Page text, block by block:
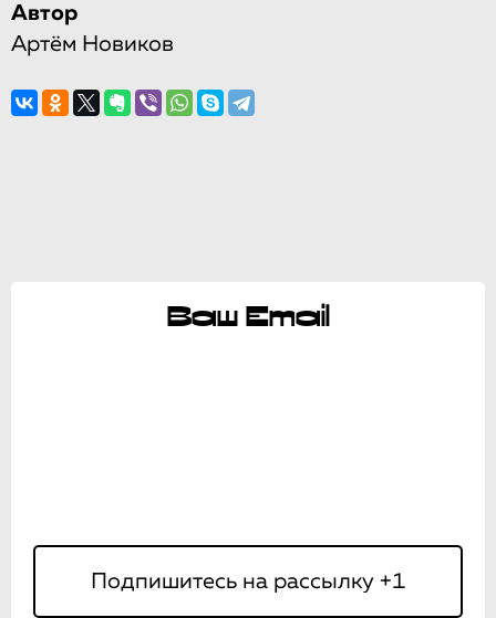
Автор
Артём Новиков
Ваш Email